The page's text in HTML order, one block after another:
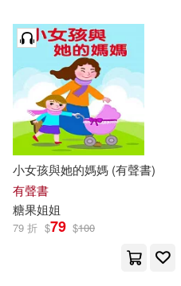
小女孩與她的媽媽 (有聲書)
有聲書
糖果姐姐
79 折 $79 $100